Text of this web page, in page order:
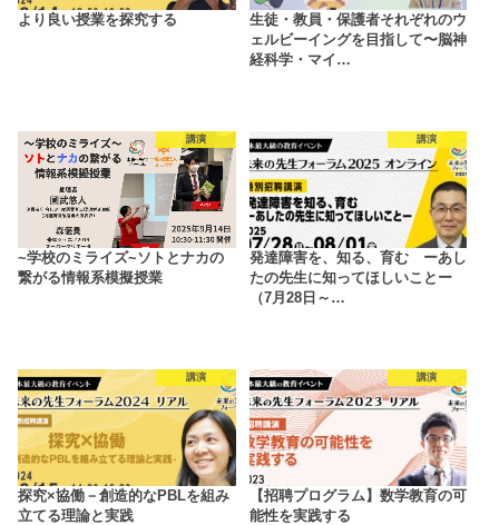
より良い授業を探究する
生徒・教員・保護者それぞれのウ
ェルビーイングを目指して〜脳神
経科学・マイ…
講演
~学校のミライズ~ソトとナカの
繋がる情報系模擬授業
講演
発達障害を、知る、育む ーあし
たの先生に知ってほしいことー
（7月28日～…
講演
探究×協働－創造的なPBLを組み
立てる理論と実践
講演
【招聘プログラム】数学教育の可
能性を実践する